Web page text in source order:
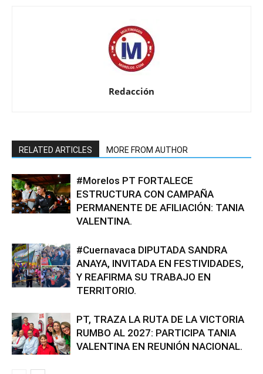
Redacción
RELATED ARTICLES MORE FROM AUTHOR
#Morelos PT FORTALECE
ESTRUCTURA CON CAMPAÑA
PERMANENTE DE AFILIACIÓN: TANIA
VALENTINA.
#Cuernavaca DIPUTADA SANDRA
ANAYA, INVITADA EN FESTIVIDADES,
Y REAFIRMA SU TRABAJO EN
TERRITORIO.
PT, TRAZA LA RUTA DE LA VICTORIA
RUMBO AL 2027: PARTICIPA TANIA
VALENTINA EN REUNIÓN NACIONAL.